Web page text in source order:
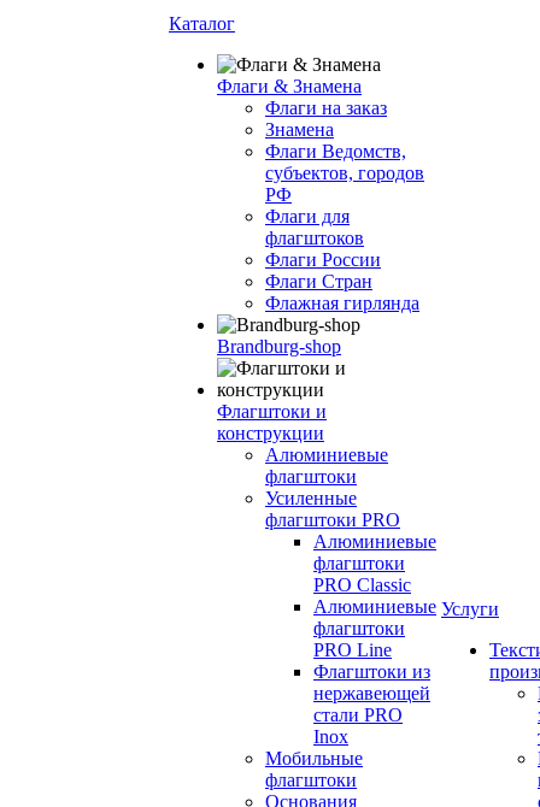
Каталог
Флаги & Знамена
Флаги на заказ
Знамена
Флаги Ведомств,
субъектов, городов
РФ
Флаги для
флагштоков
Флаги России
Флаги Стран
Флажная гирлянда
Brandburg-shop
Флагштоки и
конструкции
Алюминиевые
флагштоки
Усиленные
флагштоки PRO
Алюминиевые
флагштоки
PRO Classic
Алюминиевые
флагштоки
PRO Line
Флагштоки из
нержавеющей
стали PRO
Inox
Мобильные
флагштоки
Основания
Услуги